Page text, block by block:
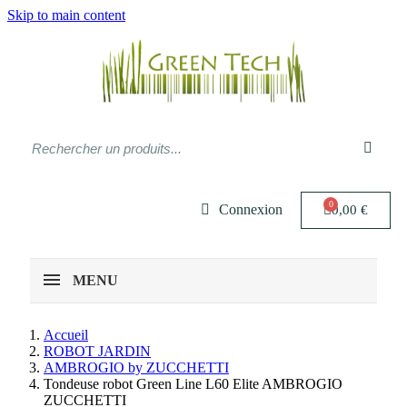
Skip to main content
Connexion 0,00 €
MENU
Accueil
ROBOT JARDIN
AMBROGIO by ZUCCHETTI
Tondeuse robot Green Line L60 Elite AMBROGIO
ZUCCHETTI